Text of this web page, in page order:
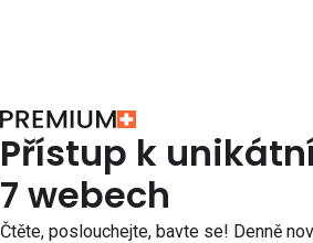
Přístup k
7 webech
Čtěte, poslouchejte, bavte se! Denně